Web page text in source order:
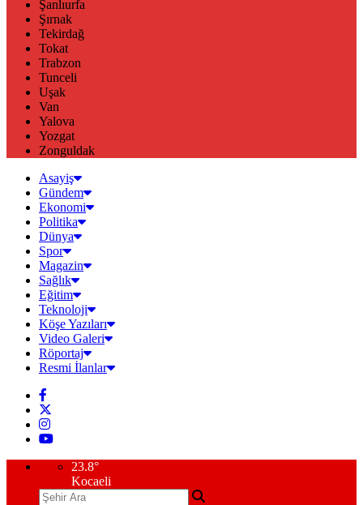
Şanlıurfa
Şırnak
Tekirdağ
Tokat
Trabzon
Tunceli
Uşak
Van
Yalova
Yozgat
Zonguldak
Asayiş
Gündem
Ekonomi
Politika
Dünya
Spor
Magazin
Sağlık
Eğitim
Teknoloji
Köşe Yazıları
Video Galeri
Röportaj
Resmi İlanlar
23.8°
Kocaeli